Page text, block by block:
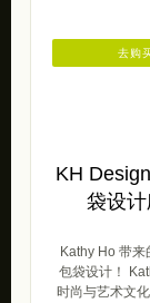
KH
袋设
Kathy Ho 带来
包袋设计！
时尚与艺术文
去购